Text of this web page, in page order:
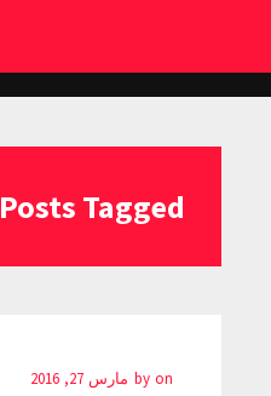
Posts Tagged: هیولایی
by on مارس 27, 2016